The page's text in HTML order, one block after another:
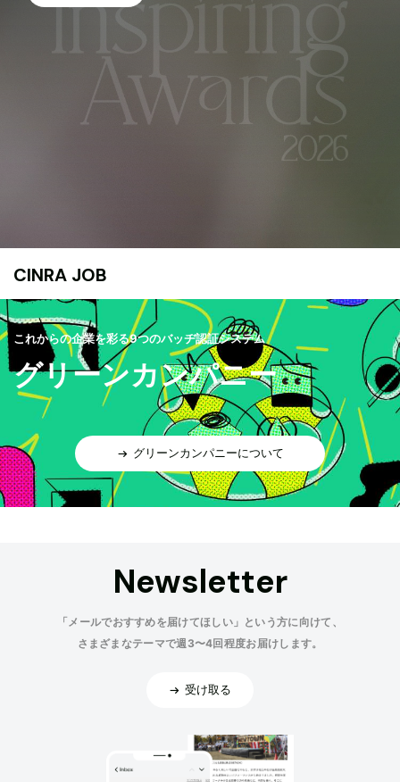
CINRA JOB
これからの企業を彩る9つのバッヂ認証システム
グリーンカンパニー
グリーンカンパニーについて
Newsletter
「メールでおすすめを届けてほしい」という方に向けて、
さまざまなテーマで週3〜4回程度お届けします。
受け取る